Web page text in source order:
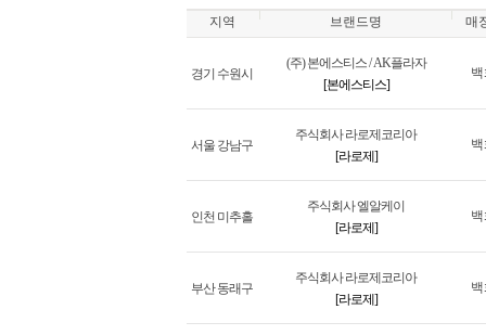
지역 브랜드명 매
경기 수원시
(주) 본에스티스 / AK플라자
[본에스티스]
서울 강남구
주식회사 라로제코리아
[라로제]
인천 미추홀
주식회사 엘알케이
[라로제]
부산 동래구
주식회사 라로제코리아
[라로제]